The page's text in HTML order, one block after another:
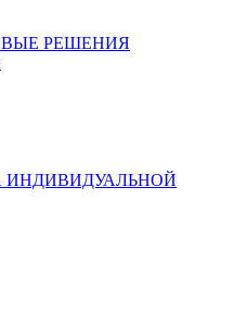
РЕШЕНИЯ
ИНДИВИДУАЛЬНОЙ